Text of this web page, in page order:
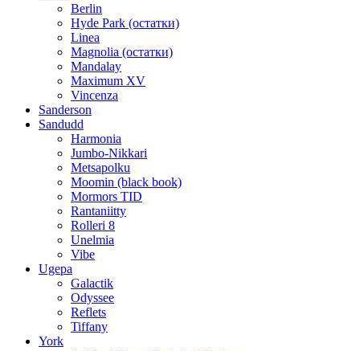
Berlin
Hyde Park (остатки)
Linea
Magnolia (остатки)
Mandalay
Maximum XV
Vincenza
Sanderson
Sandudd
Harmonia
Jumbo-Nikkari
Metsapolku
Moomin (black book)
Mormors TID
Rantaniitty
Rolleri 8
Unelmia
Vibe
Ugepa
Galactik
Odyssee
Reflets
Tiffany
York